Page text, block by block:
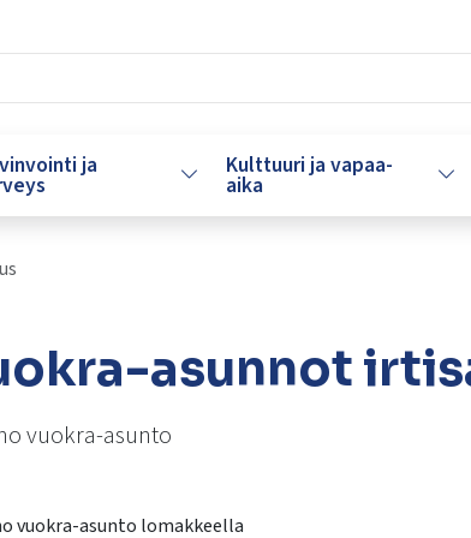
ja Vaihda alasvetovalikkoa
Kulttuuri ja vapaa-
aika
asunnot
vuokra-asunto
vuokra-asunto lomakkeella